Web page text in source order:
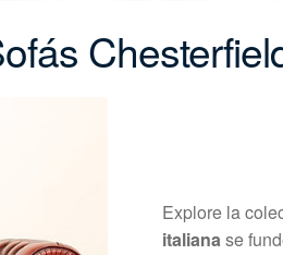
Explore la
italianase